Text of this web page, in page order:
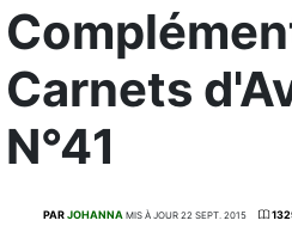
Carnets
N°41
PARJOHANNA MIS À JOUR 22 SEPT. 2015